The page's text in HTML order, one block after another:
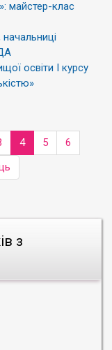
з
майстер-клас
освіти І курсу
4 5
6